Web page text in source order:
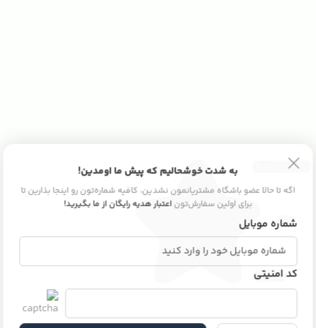
به شدت خوشحالیم که پیش ما اومدین!
اگه تا حالا عضو باشگاه مشتریانمون نشدین، کافیه شماره‌تون رو اینجا بذارین تا
برای اولین سفارش‌تون اعتبار هدیه رایگان از ما بگیرید!
شماره موبایل
کد امنیتی